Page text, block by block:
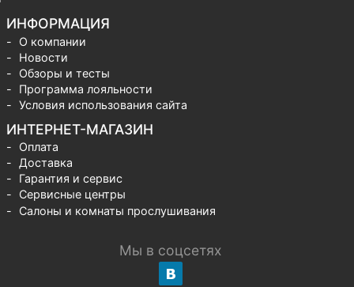
ИНФОРМАЦИЯ
О компании
Новости
Обзоры и тесты
Программа лояльности
Условия использования сайта
ИНТЕРНЕТ-МАГАЗИН
Оплата
Доставка
Гарантия и сервис
Сервисные центры
Салоны и комнаты прослушивания
Мы в соцсетях